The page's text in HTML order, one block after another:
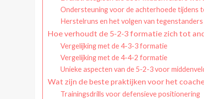
Ondersteuning voor de achterhoede tijdens
Herstelruns en het volgen van tegenstanders
Hoe verhoudt de 5-2-3 formatie zich tot
Vergelijking met de 4-3-3 formatie
Vergelijking met de 4-4-2 formatie
Unieke aspecten van de 5-2-3 voor
Wat zijn de beste praktijken voor het
Trainingsdrills voor defensieve positionering